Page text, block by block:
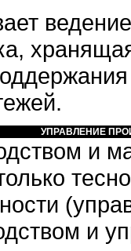
УПРАВЛЕНИЕ
и
и